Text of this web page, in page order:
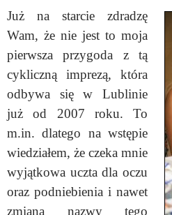
Już na starcie zdradzę
Wam, że nie jest to moja
pierwsza przygoda z tą
cykliczną imprezą, która
odbywa się w Lublinie
już od 2007 roku. To
m.in. dlatego na wstępie
wiedziałem, że czeka mnie
wyjątkowa uczta dla oczu
oraz podniebienia i nawet
zmiana nazwy tego